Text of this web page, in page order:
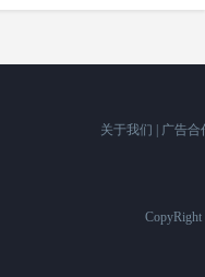
关于我们 广告